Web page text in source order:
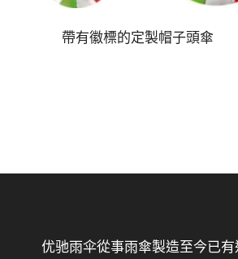
帶有徽標的定製帽子頭傘
优驰雨伞從事雨傘製造至今已有